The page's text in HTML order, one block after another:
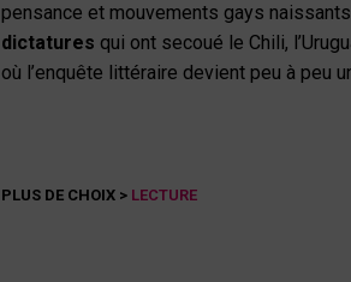
pensance et mouvements gays
dictatures qui ont secoué le Chili,
où l’enquête littéraire devient peu à peu
PLUS DE CHOIX > LECTURE